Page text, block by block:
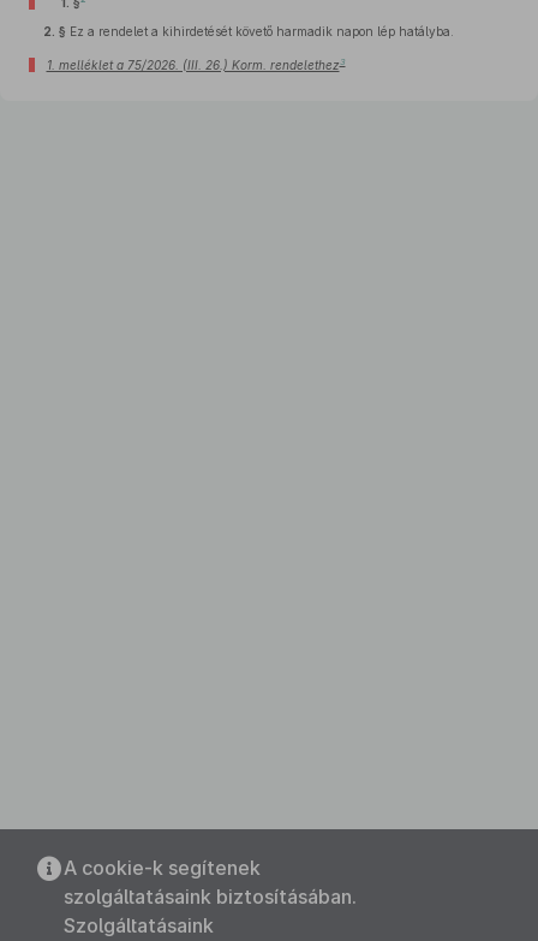
2. § Ez a rendelet a kihirdetését követő harmadik napon lép hatályba.
1. melléklet a 75/2026. (III. 26.) Korm. rendelethez3
A cookie-k segítenek
szolgáltatásaink biztosításában.
Szolgáltatásaink